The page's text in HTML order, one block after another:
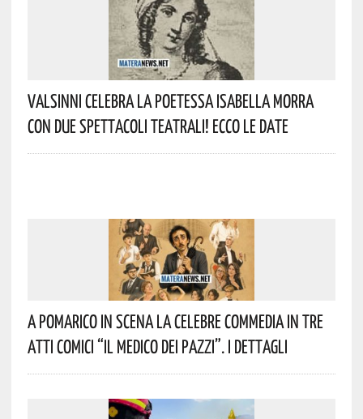
Valsinni Celebra La Poetessa Isabella Morra
Con Due Spettacoli Teatrali! Ecco Le Date
A Pomarico In Scena La Celebre Commedia In Tre
Atti Comici “Il Medico Dei Pazzi”. I Dettagli